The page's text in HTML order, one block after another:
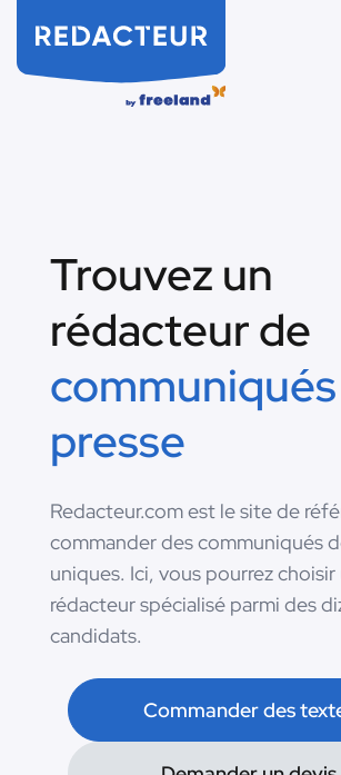
Trouvez un
rédacteur de
presse
Redacteur.com est le site de
commander des communiqués
uniques. Ici, vous pourrez choisir
rédacteur spécialisé parmi des
candidats.
Commander des